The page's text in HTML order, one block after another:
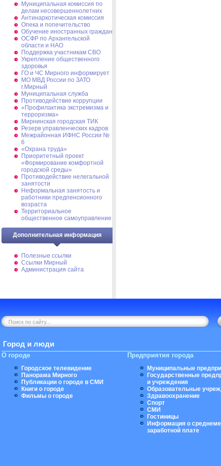
Муниципальная комиссия по
делам несовершеннолетних
Антинаркотическая комиссия
Опека и попечительство
Обучение иностранных граждан
ОСФР по Архангельской
области и НАО
Поддержка участникам СВО
Укрепление общественного
здоровья
ГО и ЧС Мирного информирует
МО МВД России по ЗАТО
г.Мирный
Муниципальная cлужба
Противодействие коррупции
«Профилактика экстремизма и
терроризма»
Мирнинская городская ТИК
Резерв управленческих кадров
Межрайонная ИФНС России №
6
«Охрана труда»
Приоритетный проект
«Формирование комфортной
городской среды»
Противодействие нелегальной
занятости
Неформальная занятость и
работники предпенсионного
возраста
Территориальное
общественное самоуправление
Дополнительная информация
Полезные ссылки
Ссылки Мирный
Администрация сайта
Город и люди
О городе
Городское телевидение
Панорама Мирного
Публикации о городе в СМИ
Книги о городе
Фильмы о городе
Предприятия города
Муниципальные
Государственные
и учреждения
Образовательные
Здравоохранение
Спорт
СМИ
Гостиницы
Информация о
заработной плате